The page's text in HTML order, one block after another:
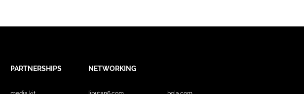
PARTNERSHIPS NETWORKING